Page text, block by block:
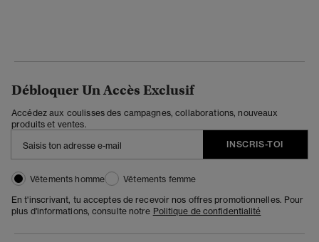
Débloquer Un Accès Exclusif
Accédez aux coulisses des campagnes, collaborations, nouveaux
produits et ventes.
INSCRIS-TOI
Vêtements homme
Vêtements femme
En t'inscrivant, tu acceptes de recevoir nos offres promotionnelles. Pour
plus d'informations, consulte notre Politique de confidentialité